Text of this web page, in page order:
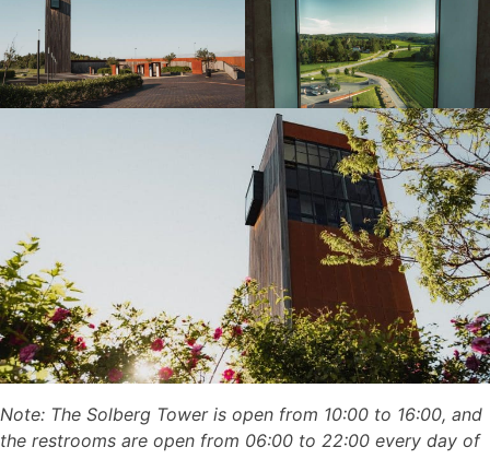
Note: The Solberg Tower is open from 10:00 to 16:00, and
the restrooms are open from 06:00 to 22:00 every day of